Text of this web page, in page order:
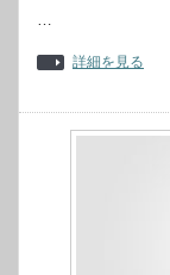
…
詳細を見る